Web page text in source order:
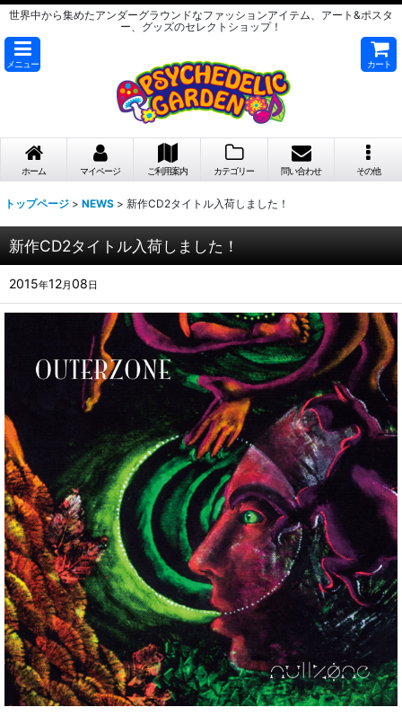
世界中から集めたアンダーグラウンドなファッションアイテム、アート&ポスタ
ー、グッズのセレクトショップ！
メニュー カート
ホーム マイページ ご利用案内 カテゴリー 問い合わせ その他
トップページ > NEWS > 新作CD2タイトル入荷しました！
新作CD2タイトル入荷しました！
2015年12月08日